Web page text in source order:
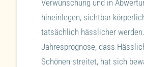
Verwünschung und in
hineinlegen, sichtbar
tatsächlich hässlicher
Jahresprognose, dass
Schönen streitet, hat sich